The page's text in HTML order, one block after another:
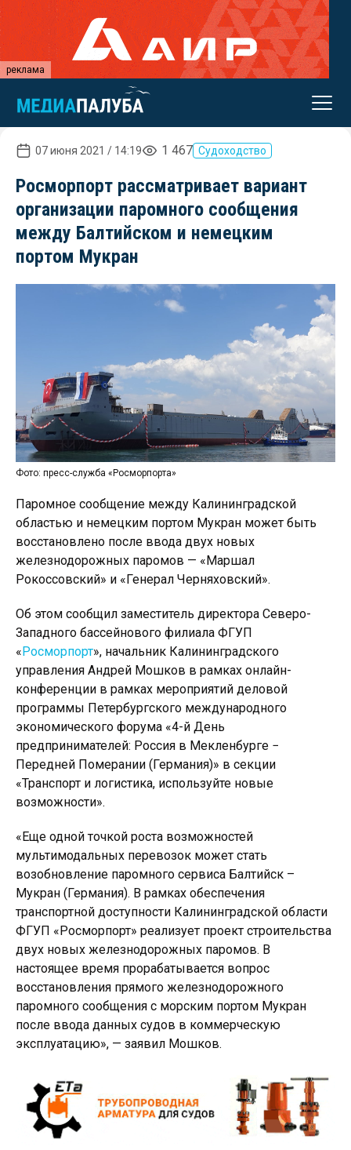
реклама
07 июня 2021 / 14:19 1 467 Судоходство
Росморпорт рассматривает вариант
организации паромного сообщения
между Балтийском и немецким
портом Мукран
Фото: пресс-служба «Росморпорта»
Паромное сообщение между Калининградской
областью и немецким портом Мукран может быть
восстановлено после ввода двух новых
железнодорожных паромов — «Маршал
Рокоссовский» и «Генерал Черняховский».
Об этом сообщил заместитель директора Северо-
Западного бассейнового филиала ФГУП
« Росморпорт», начальник Калининградского
управления Андрей Мошков в рамках онлайн-
конференции в рамках мероприятий деловой
программы Петербургского международного
экономического форума «4-й День
предпринимателей: Россия в Мекленбурге −
Передней Померании (Германия)» в секции
«Транспорт и логистика, используйте новые
возможности».
«Еще одной точкой роста возможностей
мультимодальных перевозок может стать
возобновление паромного сервиса Балтийск –
Мукран (Германия). В рамках обеспечения
транспортной доступности Калининградской области
ФГУП «Росморпорт» реализует проект строительства
двух новых железнодорожных паромов. В
настоящее время прорабатывается вопрос
восстановления прямого железнодорожного
паромного сообщения с морским портом Мукран
после ввода данных судов в коммерческую
эксплуатацию», — заявил Мошков.